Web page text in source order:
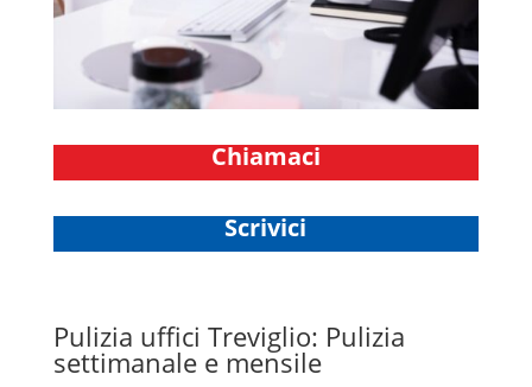
Chiamaci
Scrivici
Pulizia uffici Treviglio: Pulizia
settimanale e mensile